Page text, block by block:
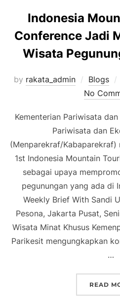
Indonesia
Conference Jadi
Wisata
by rakata_admin Blogs
No
Kementerian Pariwisata
Pariwisata dan
(Menparekraf/Kabaparekraf)
1st Indonesia Mountain
sebagai upaya
pegunungan yang ada di
Weekly Brief With Sandi
Pesona, Jakarta Pusat,
Wisata Minat Khusus
Parikesit mengungkapkan
…
READ